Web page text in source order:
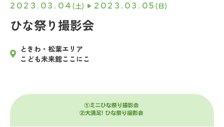
ひな祭り撮影会
2023.03.04 (土) 2023.03.05 (日)
ときわ・松葉エリア
こども未来館ここにこ